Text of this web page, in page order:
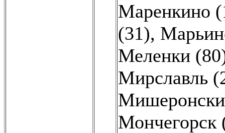
Маренкино
(31),
Меленки
Мирславль
Мончегорск